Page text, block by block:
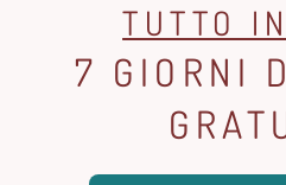
TUTTO
7 GIORNI